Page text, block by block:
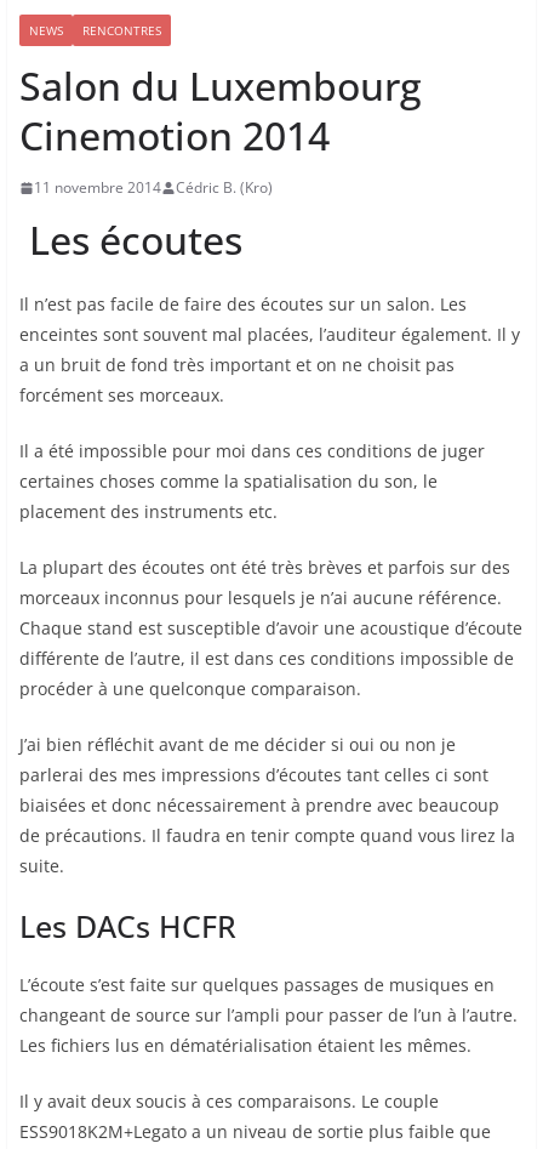
NEWS RENCONTRES
Salon du Luxembourg
Cinemotion 2014
11 novembre 2014 Cédric B. (Kro)
Les écoutes
Il n’est pas facile de faire des écoutes sur un salon. Les
enceintes sont souvent mal placées, l’auditeur également. Il y
a un bruit de fond très important et on ne choisit pas
forcément ses morceaux.
Il a été impossible pour moi dans ces conditions de juger
certaines choses comme la spatialisation du son, le
placement des instruments etc.
La plupart des écoutes ont été très brèves et parfois sur des
morceaux inconnus pour lesquels je n’ai aucune référence.
Chaque stand est susceptible d’avoir une acoustique d’écoute
différente de l’autre, il est dans ces conditions impossible de
procéder à une quelconque comparaison.
J’ai bien réfléchit avant de me décider si oui ou non je
parlerai des mes impressions d’écoutes tant celles ci sont
biaisées et donc nécessairement à prendre avec beaucoup
de précautions. Il faudra en tenir compte quand vous lirez la
suite.
Les DACs HCFR
L’écoute s’est faite sur quelques passages de musiques en
changeant de source sur l’ampli pour passer de l’un à l’autre.
Les fichiers lus en dématérialisation étaient les mêmes.
Il y avait deux soucis à ces comparaisons. Le couple
ESS9018K2M+Legato a un niveau de sortie plus faible que